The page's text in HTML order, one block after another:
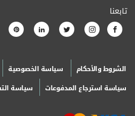
تابعنا
الشروط والأحكام سياسة الخصوصية
سياسة استرجاع المدفوعات
سياسة